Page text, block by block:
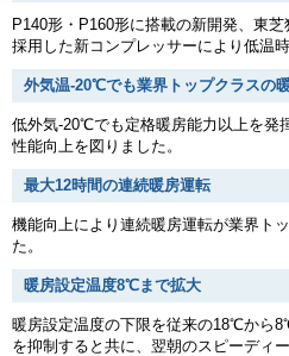
P140形・P160形に搭載の新開発、東
採用した新コンプレッサーにより低温
外気温-20℃でも業界トップクラスの
低外気-20℃でも定格暖房能力以上を発
性能向上を図りました。
最大12時間の連続暖房運転
機能向上により連続暖房運転が業界ト
た。
暖房設定温度8℃まで拡大
暖房設定温度の下限を従来の18℃から
を抑制すると共に、翌朝のスピーディ